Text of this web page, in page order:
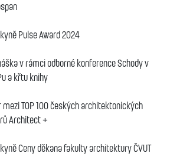
Pulse Award 2024
v rámci odborné konference Schody v
a křtu knihy
mezi TOP 100 českých architektonických
Architect +
Ceny děkana fakulty architektury ČVUT